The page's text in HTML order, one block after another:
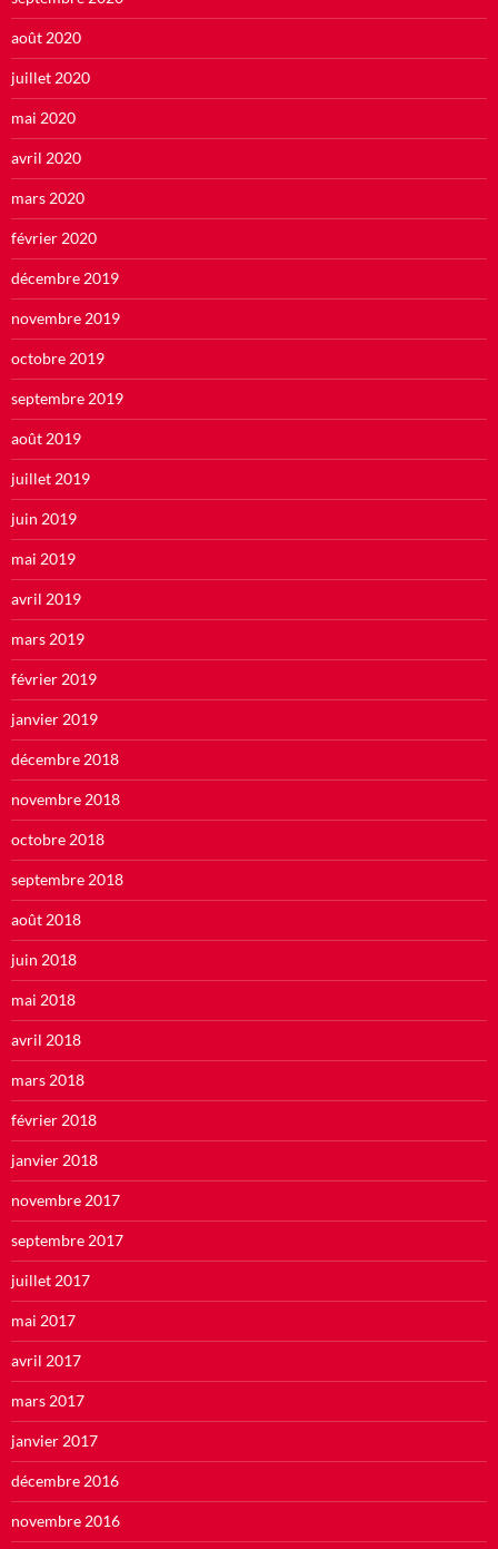
août 2020
juillet 2020
mai 2020
avril 2020
mars 2020
février 2020
décembre 2019
novembre 2019
octobre 2019
septembre 2019
août 2019
juillet 2019
juin 2019
mai 2019
avril 2019
mars 2019
février 2019
janvier 2019
décembre 2018
novembre 2018
octobre 2018
septembre 2018
août 2018
juin 2018
mai 2018
avril 2018
mars 2018
février 2018
janvier 2018
novembre 2017
septembre 2017
juillet 2017
mai 2017
avril 2017
mars 2017
janvier 2017
décembre 2016
novembre 2016